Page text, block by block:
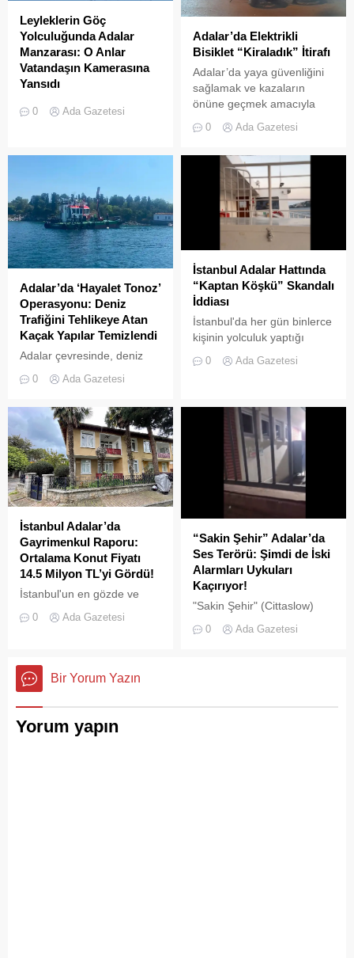
Leyleklerin Göç
Yolculuğunda Adalar
Manzarası: O Anlar
Vatandaşın Kamerasına
Yansıdı
Sonbahar göçüne başlayan
leylek sürülerinin Adalar
İstanbul’da, yüzlerce
leyleğin Adalar
semalarındaki süzülüşü cep
telefonu kameralarına
yansıdı. Marmara Denizi ve
gökyüzünde süzülen
devasa leylek sürüsü,
izleyenlere adeta görsel bir
şölen sundu. Sürüler
halinde termal hava...
0 Ada Gazetesi
Adalar’da Elektrikli
Bisiklet “Kiraladık” İtirafı
Adalar’da yaya güvenliğini
sağlamak ve kazaların
önüne geçmek amacıyla
kiralama yasağı” adeta hiçe
yansıyan son görüntüler,
yasağın delindiğini ve
denetimlerin yetersiz
kaldığını bir kez daha gözler
önüne serdi. Adalar’da
UKOME (Ulaşım
Koordinasyon Merkezi)
kararları doğrultusunda
ticari amaçlı elektrikli bisiklet
ve scooter kiralama
faaliyetleri yasaklanmış
durumda....
0 Ada Gazetesi
Adalar’da ‘Hayalet Tonoz’
Operasyonu: Deniz
Trafiğini Tehlikeye Atan
Kaçak Yapılar Temizlendi
Adalar çevresinde, deniz
trafiğini tehlikeye sokan ve
çevre kirliliğine neden olan
geniş çaplı bir temizlik ve
denetim operasyonu
gerçekleştirildi.
0 Ada Gazetesi
İstanbul Adalar Hattında
“Kaptan Köşkü” Skandalı
İddiası
İstanbul'da her gün binlerce
kişinin yolculuk yaptığı
görüntüler "bu kadarına da
0 Ada Gazetesi
İstanbul Adalar’da
Gayrimenkul Raporu:
Ortalama Konut Fiyatı
14.5 Milyon TL’yi Gördü!
İstanbul'un en gözde ve
olan Adalar ilçesinde,
0 Ada Gazetesi
“Sakin Şehir” Adalar’da
Ses Terörü: Şimdi de İski
Alarmları Uykuları
Kaçırıyor!
"Sakin Şehir" (Cittaslow)
Adalar'da gürültü kirliliği
0 Ada Gazetesi
Bir Yorum Yazın
Yorum yapın